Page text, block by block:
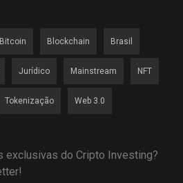
Bitcoin Blockchain Brasil
Jurídico Mainstream NFT
Tokenização Web 3.0
exclusivas do Cripto Investing?